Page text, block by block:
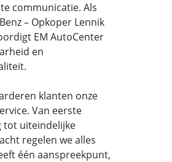
communicatie. Als
– Opkoper Lennik
EM AutoCenter
en
klanten onze
Van eerste
tot uiteindelijke
regelen we alles
één aanspreekpunt,